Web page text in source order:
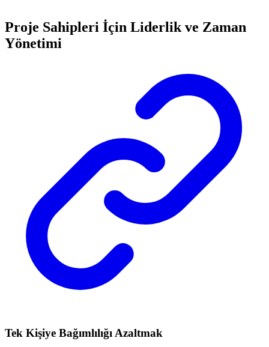
Proje Sahipleri İçin Liderlik ve Zaman
Yönetimi
Tek Kişiye Bağımlılığı Azaltmak